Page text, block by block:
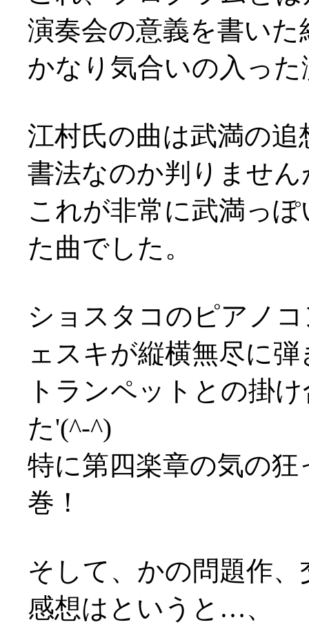
演奏会の意義を書い
かなり気合いの入っ
江村氏の曲は武満の
書法なのか判りません
これが非常に武満っ
た曲でした。
ショスタコのピアノ
ェスキが縦横無尽に
トランペットとの掛
た'(^-^)
特に第四楽章の気の
巻！
そして、かの問題作
感想はというと…、